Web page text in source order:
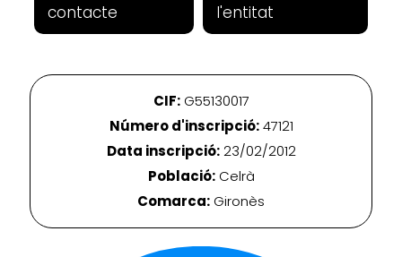
contacte
l'entitat
CIF:G55130017
Número d'inscripció:47121
Data inscripció:23/02/2012
Població:Celrà
Comarca: Gironès